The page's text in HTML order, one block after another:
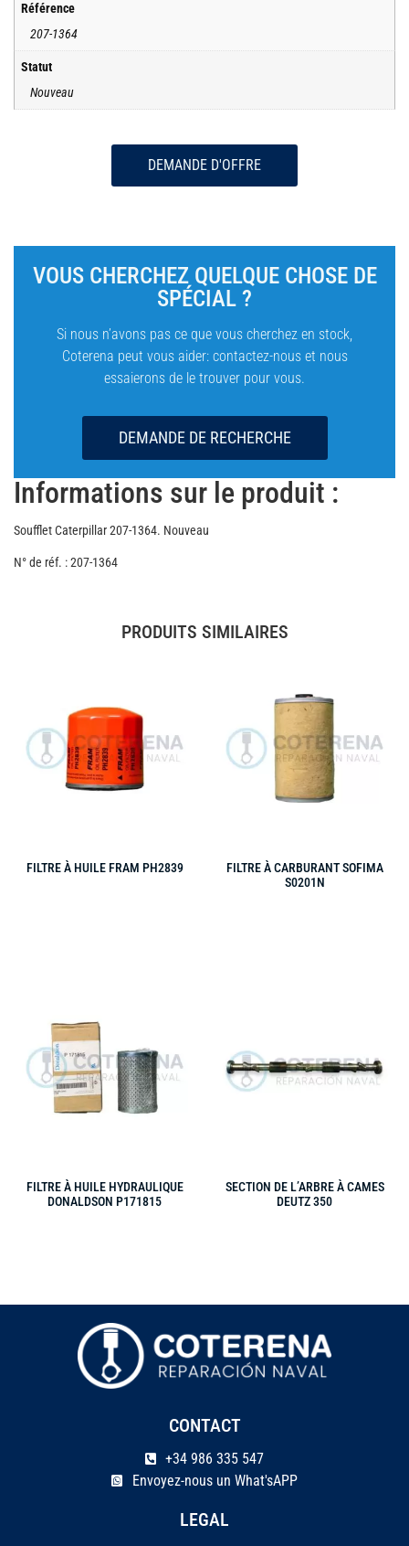
Référence
207-1364
Statut
Nouveau
DEMANDE D'OFFRE
VOUS CHERCHEZ QUELQUE CHOSE DE
SPÉCIAL ?
Si nous n’avons pas ce que vous cherchez en stock,
Coterena peut vous aider: contactez-nous et nous
essaierons de le trouver pour vous.
DEMANDE DE RECHERCHE
Informations sur le produit :
Soufflet Caterpillar 207-1364. Nouveau
N° de réf. : 207-1364
PRODUITS SIMILAIRES
FILTRE À HUILE FRAM PH2839
FILTRE À CARBURANT SOFIMA
S0201N
FILTRE À HUILE HYDRAULIQUE
DONALDSON P171815
SECTION DE L’ARBRE À CAMES
DEUTZ 350
CONTACT
+34 986 335 547
Envoyez-nous un What'sAPP
LEGAL